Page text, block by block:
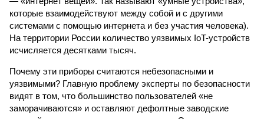
которые взаимодействуют между собой и с другими
системами с помощью интернета и без участия человека).
На территории России количество уязвимых IoT-устройств
исчисляется десятками тысяч.
Почему эти приборы считаются небезопасными и
уязвимыми? Главную проблему эксперты по безопасности
видят в том, что большинство пользователей «не
заморачиваются» и оставляют дефолтные заводские